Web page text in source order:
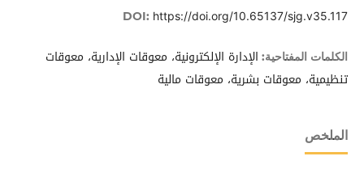
DOI: https://doi.org/10.65137/sjg.v35.117
الكلمات المفتاحية: الإدارة الإلكترونية، معوقات الإدارية، معوقات
تنظيمية، معوقات بشرية، معوقات مالية
الملخص